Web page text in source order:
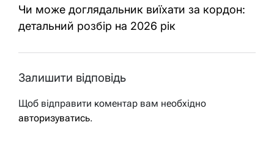
Чи може доглядальник виїхати за кордон:
детальний розбір на 2026 рік
Залишити відповідь
Щоб відправити коментар вам необхідно
авторизуватись.